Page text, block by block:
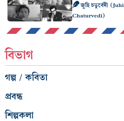
জুহি চতুর্বেদী (Juhi
Chaturvedi)
বিভাগ
গল্প / কবিতা
প্রবন্ধ
শিল্পকলা